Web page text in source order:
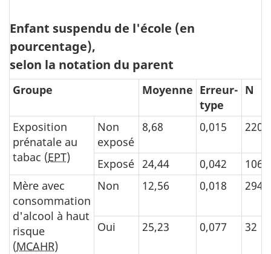
Enfant suspendu de l'école (en
pourcentage),
selon la notation du parent
Groupe Moyenne Erreur-
type
N
Exposition
prénatale au
tabac (EPT)
Non
exposé
8,68 0,015 220
Exposé 24,44 0,042
106
Mère avec
consommation
d'alcool à haut
risque
(MCAHR)
Non 12,56 0,018 294
Oui 25,23 0,077 32